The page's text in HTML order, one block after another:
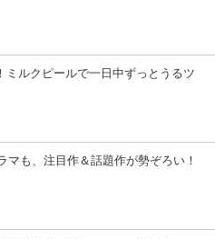
ミルクピールで一日中ずっとうるツ
マも、注目作＆話題作が勢ぞろい！